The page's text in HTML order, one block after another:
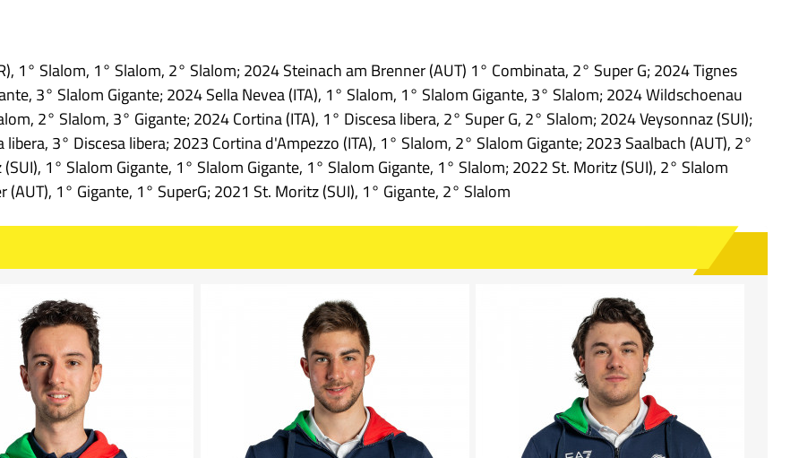
1° Slalom, 1° Slalom, 2° Slalom; 2024 Steinach am Brenner (AUT) 1° Combinata, 2° Super G; 2024 Tignes
3° Slalom Gigante; 2024 Sella Nevea (ITA), 1° Slalom, 1° Slalom Gigante, 3° Slalom; 2024 Wildschoenau
2° Slalom, 3° Gigante; 2024 Cortina (ITA), 1° Discesa libera, 2° Super G, 2° Slalom; 2024 Veysonnaz (SUI);
3° Discesa libera; 2023 Cortina d'Ampezzo (ITA), 1° Slalom, 2° Slalom Gigante; 2023 Saalbach (AUT), 2°
1° Slalom Gigante, 1° Slalom Gigante, 1° Slalom Gigante, 1° Slalom; 2022 St. Moritz (SUI), 2° Slalom
1° Gigante, 1° SuperG; 2021 St. Moritz (SUI), 1° Gigante, 2° Slalom